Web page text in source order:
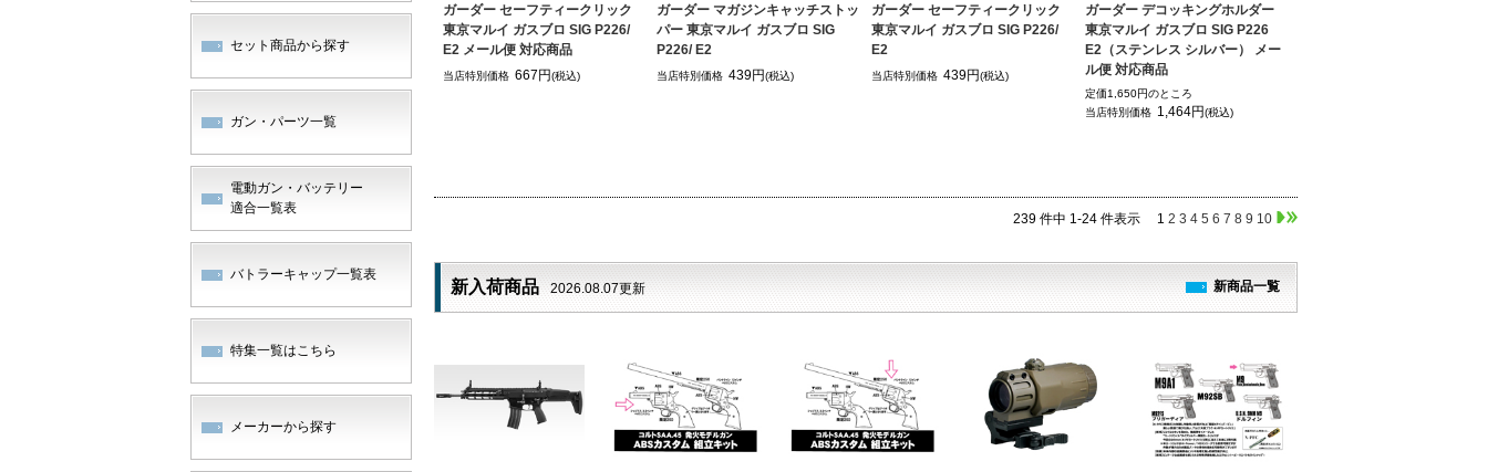
セット商品から探す
ガン・パーツ一覧
電動ガン・バッテリー
適合一覧表
バトラーキャップ一覧表
特集一覧はこちら
メーカーから探す
ガーダー セーフティークリック
東京マルイ ガスブロ SIG P226/
E2 メール便 対応商品
当店特別価格 667円(税込)
ガーダー マガジンキャッチストッ
パー 東京マルイ ガスブロ SIG
P226/ E2
当店特別価格 439円(税込)
ガーダー セーフティークリック
東京マルイ ガスブロ SIG P226/
E2
当店特別価格 439円(税込)
ガーダー デコッキングホルダー
東京マルイ ガスブロ SIG P226
E2（ステンレス シルバー） メー
ル便 対応商品
定価1,650円のところ
当店特別価格 1,464円(税込)
239 件中 1-24 件表示 1 2 3 4 5 6 7 8 9 10
新入荷商品 2026.08.07更新 新商品一覧